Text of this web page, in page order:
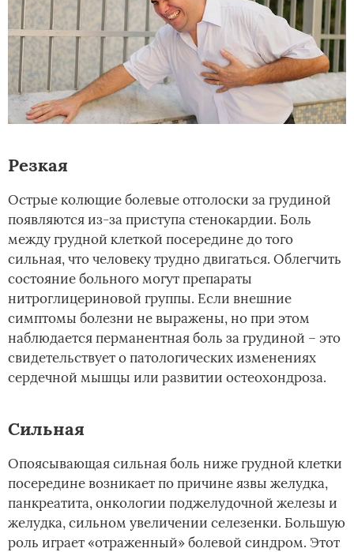
Резкая
Острые колющие болевые отголоски за грудиной
появляются из-за приступа стенокардии. Боль
между грудной клеткой посередине до того
сильная, что человеку трудно двигаться. Облегчить
состояние больного могут препараты
нитроглицериновой группы. Если внешние
симптомы болезни не выражены, но при этом
наблюдается перманентная боль за грудиной – это
свидетельствует о патологических изменениях
сердечной мышцы или развитии остеохондроза.
Сильная
Опоясывающая сильная боль ниже грудной клетки
посередине возникает по причине язвы желудка,
панкреатита, онкологии поджелудочной железы и
желудка, сильном увеличении селезенки. Большую
роль играет «отраженный» болевой синдром. Этот